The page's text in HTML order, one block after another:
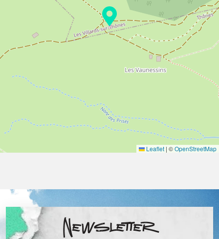
Leaflet | ©OpenStreetMap
Newsletter